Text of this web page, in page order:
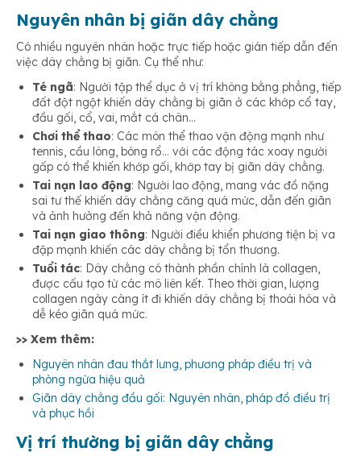
Nguyên nhân bị giãn dây chằng
Có nhiều nguyên nhân hoặc trực tiếp hoặc gián tiếp dẫn đến
việc dây chằng bị giãn. Cụ thể như:
Té ngã: Người tập thể dục ở vị trí không bằng phẳng, tiếp
đất đột ngột khiến dây chằng bị giãn ở các khớp cổ tay,
đầu gối, cổ, vai, mắt cá chân…
Chơi thể thao: Các môn thể thao vận động mạnh như
tennis, cầu lông, bóng rổ… với các động tác xoay người
gấp có thể khiến khớp gối, khớp tay bị giãn dây chằng.
Tai nạn lao động: Người lao động, mang vác đồ nặng
sai tư thế khiến dây chằng căng quá mức, dẫn đến giãn
và ảnh hưởng đến khả năng vận động.
Tai nạn giao thông: Người điều khiển phương tiện bị va
đập mạnh khiến các dây chằng bị tổn thương.
Tuổi tác: Dây chằng có thành phần chính là collagen,
được cấu tạo từ các mô liên kết. Theo thời gian, lượng
collagen ngày càng ít đi khiến dây chằng bị thoái hóa và
dễ kéo giãn quá mức.
>> Xem thêm:
Nguyên nhân đau thắt lưng, phương pháp điều trị và
phòng ngừa hiệu quả
Giãn dây chằng đầu gối: Nguyên nhân, pháp đồ điều trị
và phục hồi
Vị trí thường bị giãn dây chằng